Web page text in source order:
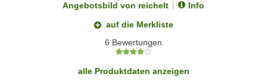
Angebotsbild von reichelt
Info
auf die Merkliste
6 Bewertungen
alle Produktdaten anzeigen